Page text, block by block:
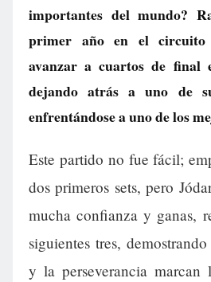
importantes del mundo?
primer año en el circuito
avanzar a cuartos de final
dejando atrás a uno de
enfrentándose a uno de los
Este partido no fue fácil;
dos primeros sets, pero
mucha confianza y ganas,
siguientes tres,
y la perseverancia